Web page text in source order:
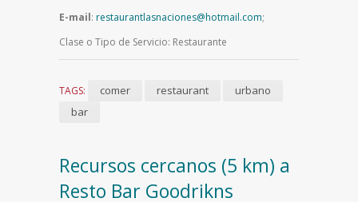
E-mail: restaurantlasnaciones@hotmail.com;
Clase o Tipo de Servicio: Restaurante
TAGS: comer restaurant
urbano
bar
Recursos cercanos (5 km) a
Resto Bar Goodrikns